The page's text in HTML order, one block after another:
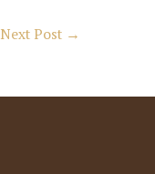
Next Post →